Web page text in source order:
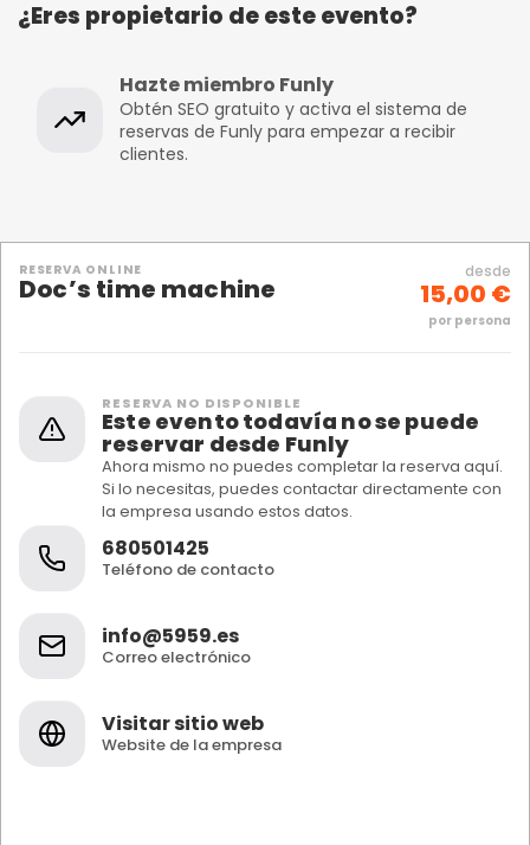
¿Eres propietario de este evento?
Hazte miembro Funly
Obtén SEO gratuito y activa el sistema de
reservas de Funly para empezar a recibir
clientes.
RESERVA ONLINE
Doc’s time machine
desde
15,00 €
por persona
RESERVA NO DISPONIBLE
Este evento todavía no se puede
reservar desde Funly
Ahora mismo no puedes completar la reserva aquí.
Si lo necesitas, puedes contactar directamente con
la empresa usando estos datos.
680501425
Teléfono de contacto
info@5959.es
Correo electrónico
Visitar sitio web
Website de la empresa